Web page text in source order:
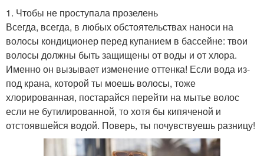
1. Чтобы не проступала прозелень
Всегда, всегда, в любых обстоятельствах наноси на
волосы кондиционер перед купанием в бассейне: твои
волосы должны быть защищены от воды и от хлора.
Именно он вызывает изменение оттенка! Если вода из-
под крана, которой ты моешь волосы, тоже
хлорированная, постарайся перейти на мытье волос
если не бутилированной, то хотя бы кипяченой и
отстоявшейся водой. Поверь, ты почувствуешь разницу!